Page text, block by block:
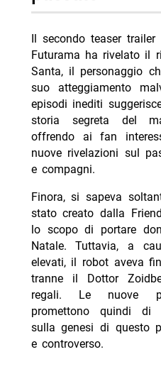
Il secondo teaser
Futurama ha rivelato il
Santa, il personaggio
suo atteggiamento
episodi inediti
storia segreta del
offrendo ai fan
nuove rivelazioni sul
e compagni.
Finora, si sapeva
stato creato dalla
lo scopo di portare
Natale. Tuttavia, a
elevati, il robot aveva
tranne il Dottor
regali. Le nuove
promettono quindi di
sulla genesi di questo
e controverso.